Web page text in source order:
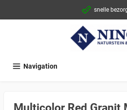
snelle
Navigation